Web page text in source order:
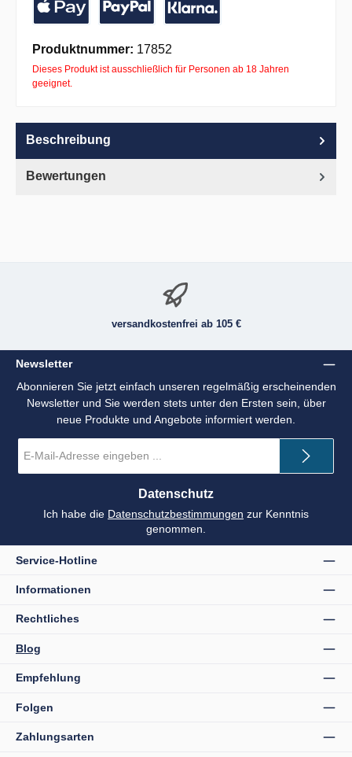
Produktnummer: 17852
Dieses Produkt ist ausschließlich für Personen ab 18 Jahren
geeignet.
Beschreibung
Bewertungen
versandkostenfrei ab 105 €
Newsletter
Abonnieren Sie jetzt einfach unseren regelmäßig erscheinenden
Newsletter und Sie werden stets unter den Ersten sein, über
neue Produkte und Angebote informiert werden.
Mail-
*
Datenschutz
Ich habe die Datenschutzbestimmungen zur Kenntnis
genommen.
Service-Hotline
Informationen
Rechtliches
Blog
Empfehlung
Folgen
Zahlungsarten